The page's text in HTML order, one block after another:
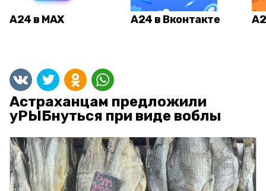
А24 в MAX А24 в Вконтакте
Астраханцам предложили
уРЫБнуться при виде воблы